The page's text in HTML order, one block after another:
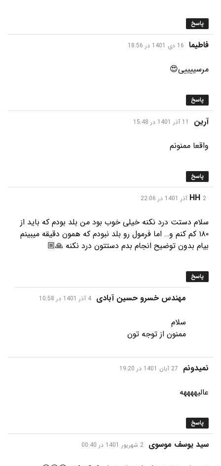
پاسخ
فاطیما گفت:
16 دی 1401 در 18:56
مرسییییی😍
پاسخ
آرین گفت:
11 آذر 1401 در 15:48
واقعا ممنونم
پاسخ
HH
گفت: 2 آذر 1401 در 22:06
سلام دستت درد نکنه خیلی خوب بود من بلد بودم که باید از
۱۸۰ کم کنم و… اما فرمول رو بلد نبودم که همون دقیقه ميبينم
بیام بدون توضیح انجام بدم دستتون درد نکنه 🙏🏼
پاسخ
مهندس خسرو حسین آبادی گفت:
4 آذر 1401 در 10:58
سلام
ممنون از توجه تون
نمیدونم گفت:
27 آبان 1401 در 19:20
عالیههههه
پاسخ
سید یوسف موسوی گفت:2 شهریور 1401 در 00:40